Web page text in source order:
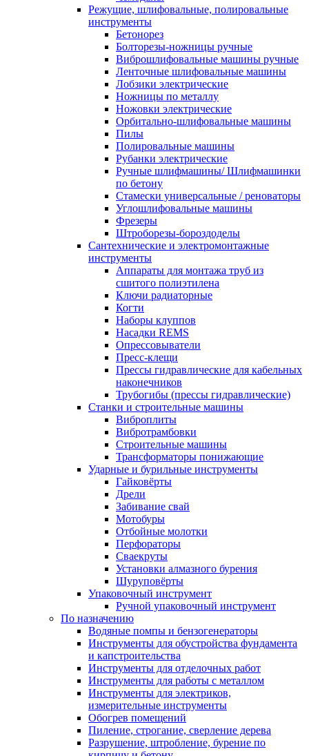
Режущие, шлифовальные, полировальные
инструменты
Бетонорез
Болторезы-ножницы ручные
Виброшлифовальные машины ручные
Ленточные шлифовальные машины
Лобзики электрические
Ножницы по металлу
Ножовки электрические
Орбитально-шлифовальные машины
Пилы
Полировальные машины
Рубанки электрические
Ручные шлифмашины/ Шлифмашинки
по бетону
Стамески универсальные / реноваторы
Углошлифовальные машины
Фрезеры
Штроборезы-бороздоделы
Сантехнические и электромонтажные
инструменты
Аппараты для монтажа труб из
сшитого полиэтилена
Ключи радиаторные
Когти
Наборы клуппов
Насадки REMS
Опрессовыватели
Пресс-клещи
Прессы гидравлические для кабельных
наконечников
Трубогибы (прессы гидравлические)
Станки и строительные машины
Виброплиты
Вибротрамбовки
Строительные машины
Трансформаторы понижающие
Ударные и бурильные инструменты
Гайковёрты
Дрели
Забивание свай
Мотобуры
Отбойные молотки
Перфораторы
Сваекруты
Установки алмазного бурения
Шуруповёрты
Упаковочный инструмент
Ручной упаковочный инструмент
По назначению
Водяные помпы и бензогенераторы
Инструменты для обустройства фундамента
и капстроительства
Инструменты для отделочных работ
Инструменты для работы с металлом
Инструменты для электриков,
измерительные инструменты
Обогрев помещений
Пиление, строгание, сверление дерева
Разрушение, штробление, бурение по